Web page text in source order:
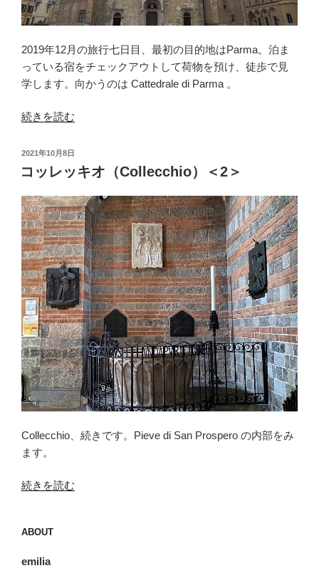
2019年12月の旅行七日目、 最初の目的地はParma。泊ま
っている宿をチェックアウトして荷物を預け、徒歩で見
学します。向かうのは Cattedrale di Parma 。
“パ
マ
（Parma）
1
＞”
の
続きを読む
投
日:
2021年10月8日
コッレッキオ（Collecchio）＜2＞
Collecchio、続きです。Pieve di San Prospero の内部をみ
ます。
“コ
ッ
続きを読む
ABOUT
emilia